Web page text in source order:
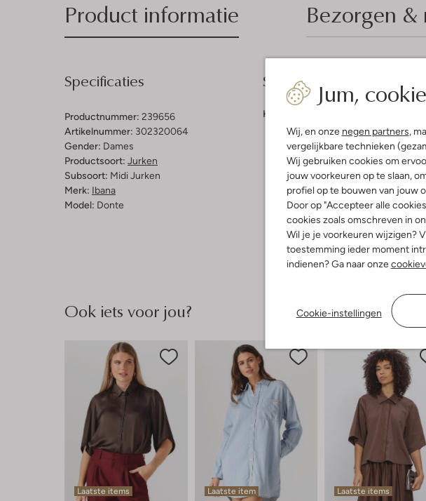
Jum,
Wij, en onze negen partners,
vergelijkbare technieken
Wij gebruiken cookies om
jouw voorkeuren op te slaan,
profiel op te bouwen van jouw
Door op "Accepteer alle
cookies zoals omschreven in
Wil je je voorkeuren wijzigen?
toestemming ieder moment
indienen? Ga naar onze
Cookie-instellingen
Product informatie Bezorgen
Specificaties
Productnummer: 239656
Artikelnummer: 302320064
Gender: Dames
Productsoort: Jurken
Subsoort: Midi Jurken
Merk: Ibana
Model: Donte
Samenstelling & Pasvorm
Kleur:
Ook iets voor jou?
Laatste items
Laatste item
Laatste items